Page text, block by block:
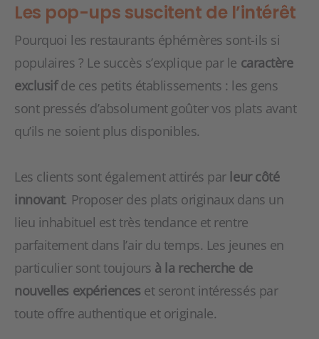
Les pop-ups suscitent de l’intérêt
Pourquoi les restaurants éphémères sont-ils si
populaires ? Le succès s’explique par le caractère
exclusifde ces petits établissements : les gens
sont pressés d’absolument goûter vos plats avant
qu’ils ne soient plus disponibles.
Les clients sont également attirés par leur côté
innovant. Proposer des plats originaux dans un
lieu inhabituel est très tendance et rentre
parfaitement dans l’air du temps. Les jeunes en
particulier sont toujours à la recherche de
nouvelles expériences et seront intéressés par
toute offre authentique et originale.